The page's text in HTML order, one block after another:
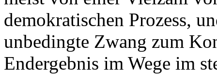
demokratischen Prozess,
unbedingte Zwang zum
Endergebnis im Wege im